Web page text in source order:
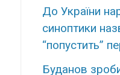
До України
синоптики
“попустить”
Буданов